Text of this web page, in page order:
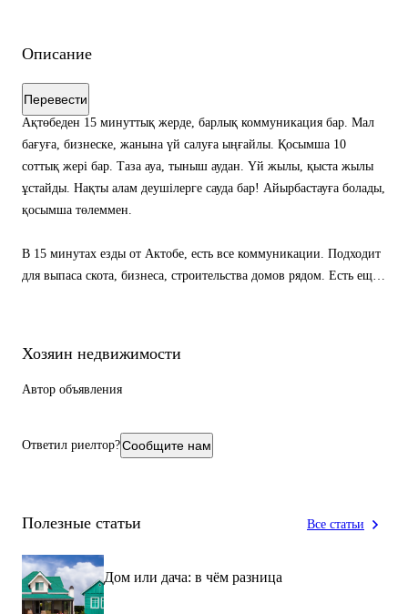
Описание
Перевести
Ақтөбеден 15 минуттық жерде, барлық коммуникация бар. Мал
бағуға, бизнеске, жанына үй салуға ыңғайлы. Қосымша 10
соттық жері бар. Таза ауа, тыныш аудан. Үй жылы, қыста жылы
ұстайды. Нақты алам деушілерге сауда бар! Айырбастауға болады,
қосымша төлеммен.
В 15 минутах езды от Актобе, есть все коммуникации. Подходит
для выпаса скота, бизнеса, строительства домов рядом. Есть еще
Хозяин недвижимости
Автор объявления
Ответил риелтор?Сообщите нам
Полезные статьи Все статьи
Дом или дача: в чём разница